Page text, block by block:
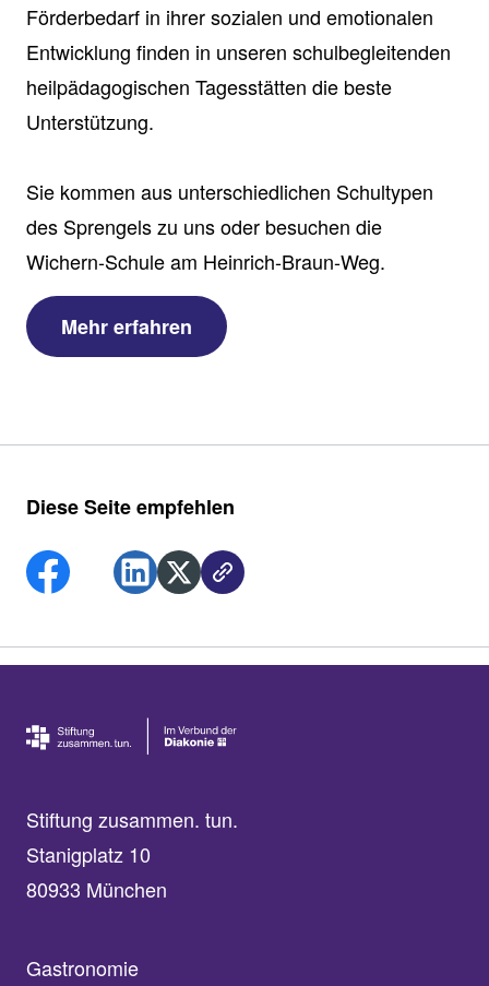
Förderbedarf in ihrer sozialen und emotionalen
Entwicklung finden in unseren schulbegleitenden
heilpädagogischen Tagesstätten die beste
Unterstützung.
Sie kommen aus unterschiedlichen Schultypen
des Sprengels zu uns oder besuchen die
Wichern-Schule am Heinrich-Braun-Weg.
Mehr erfahren
Diese Seite empfehlen
Stiftung zusammen. tun.
Stanigplatz 10
80933 München
Gastronomie